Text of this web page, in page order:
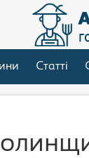
Статті